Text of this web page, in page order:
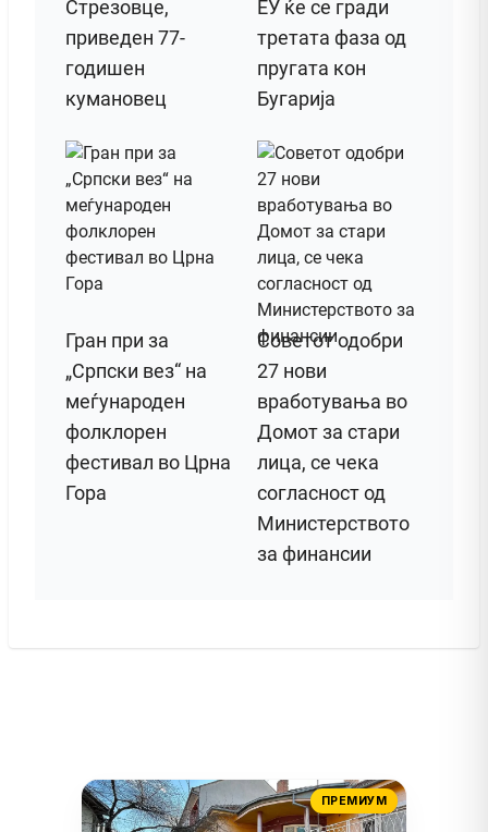
Стрезовце,
приведен 77-
годишен
кумановец
ЕУ ќе се гради
третата фаза од
пругата кон
Бугарија
Гран при за
„Српски вез“ на
меѓународен
фолклорен
фестивал во Црна
Гора
Советот одобри
27 нови
вработувања во
Домот за стари
лица, се чека
согласност од
Министерството
за финансии
ПРЕМИУМ